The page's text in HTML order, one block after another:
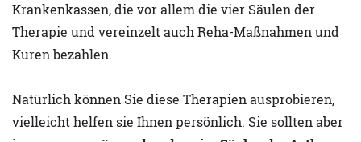
Krankenkassen, die vor allem die vier Säulen der
Therapie und vereinzelt auch Reha-Maßnahmen und
Kuren bezahlen.
Natürlich können Sie diese Therapien ausprobieren,
vielleicht helfen sie Ihnen persönlich. Sie sollten aber